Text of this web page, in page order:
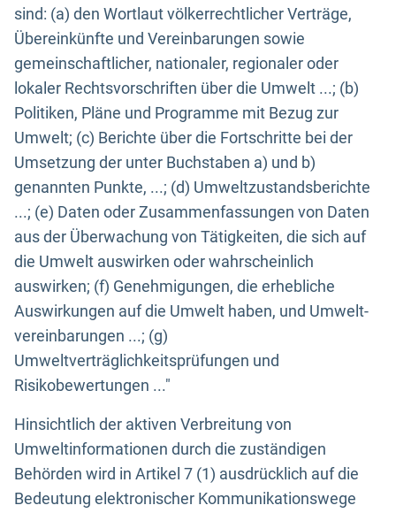
sind: (a) den Wortlaut völkerrechtlicher Verträge,
Übereinkünfte und Vereinbarungen sowie
gemeinschaftlicher, nationaler, regionaler oder
lokaler Rechtsvorschriften über die Umwelt ...; (b)
Politiken, Pläne und Programme mit Bezug zur
Umwelt; (c) Berichte über die Fortschritte bei der
Umsetzung der unter Buchstaben a) und b)
genannten Punkte, ...; (d) Umweltzustandsberichte
...; (e) Daten oder Zusammenfassungen von Daten
aus der Überwachung von Tätigkeiten, die sich auf
die Umwelt auswirken oder wahrscheinlich
auswirken; (f) Genehmigungen, die erhebliche
Auswirkungen auf die Umwelt haben, und Umwelt-
vereinbarungen ...; (g)
Umweltverträglichkeitsprüfungen und
Risikobewertungen ..."
Hinsichtlich der aktiven Verbreitung von
Umweltinformationen durch die zuständigen
Behörden wird in Artikel 7 (1) ausdrücklich auf die
Bedeutung elektronischer Kommunikationswege